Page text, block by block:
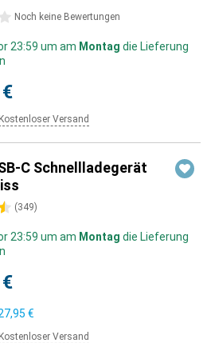
Noch keine Bewertungen
23:59 um am Montag die Lieferung
Kostenloser Versand
C Schnellladegerät
(349)
23:59 um am Montag die Lieferung
€
Kostenloser Versand